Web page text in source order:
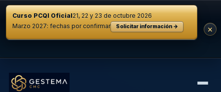
Curso PCQI Oficial21, 22 y 23 de octubre 2026
Marzo 2027: fechas por confirmar
Solicitar información → ×